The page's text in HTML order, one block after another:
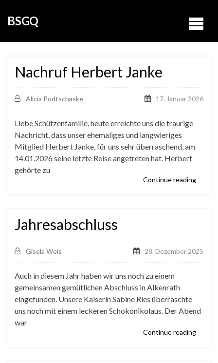
BSGQ
Nachruf Herbert Janke
Alicia Podtschaske 17. Januar 2026
Liebe Schützenfamilie, heute erreichte uns die traurige
Nachricht, dass unser ehemaliges und langwieriges
Mitglied Herbert Janke, für uns sehr überraschend, am
14.01.2026 seine letzte Reise angetreten hat. Herbert
gehörte zu
Continue reading
Jahresabschluss
Gisela Weis 28. Dezember 2025
Auch in diesem Jahr haben wir uns noch zu einem
gemeinsamen gemütlichen Abschluss in Alkenrath
eingefunden. Unsere Kaiserin Sabine Ries überraschte
uns noch mit einem leckeren Schokonikolaus. Der Abend
war
Continue reading